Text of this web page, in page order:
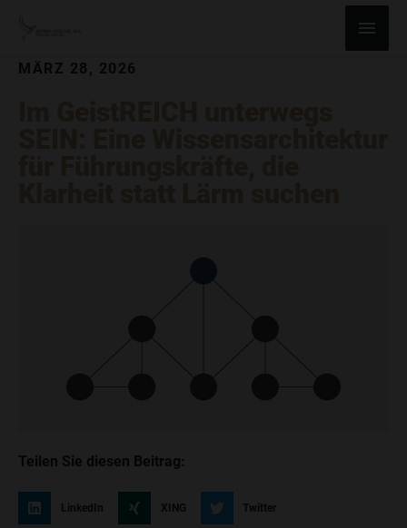
SPRINGEN
MÄRZ 28, 2026
Teilen Sie diesen Beitrag:
LinkedIn XING Twitter